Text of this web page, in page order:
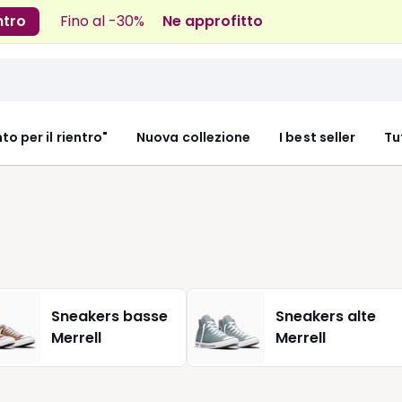
Fino al -30% Ne approfitto
per il rientro" Nuova collezione I best seller
Sneakers basse
Merrell
Sneakers alte
Merrell